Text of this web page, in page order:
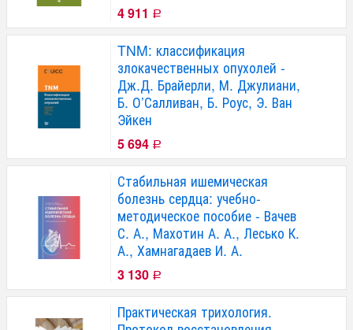
4 911 Р
TNM: классификация
злокачественных опухолей -
Дж.Д. Брайерли, М. Джулиани,
Б. О’Салливан, Б. Роус, Э. Ван
Эйкен
5 694 Р
Стабильная ишемическая
болезнь сердца: учебно-
методическое пособие - Вачев
С. А., Махотин А. А., Лесько К.
А., Хамнагадаев И. А.
3 130 Р
Практическая трихология.